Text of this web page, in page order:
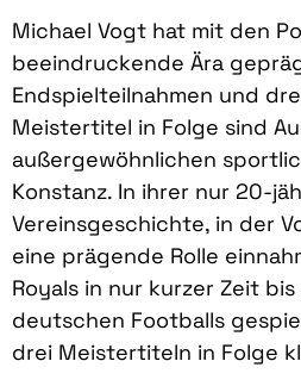
Michael Vogt hat mit den
beeindruckende Ära
Endspielteilnahmen und
Meistertitel in Folge sind
außergewöhnlichen
Konstanz. In ihrer nur 20-
Vereinsgeschichte, in der
eine prägende Rolle
Royals in nur kurzer Zeit
deutschen Footballs
drei Meistertiteln in Folge